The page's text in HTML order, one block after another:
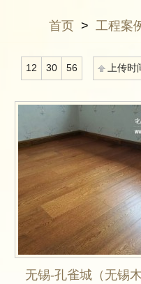
首页 > 工程案
12 30 56 上传时
无锡-孔雀城（无锡木